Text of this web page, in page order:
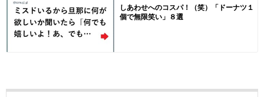
しあわせへのコスパ！（笑）「ドーナツ１
個で無限笑い」８選